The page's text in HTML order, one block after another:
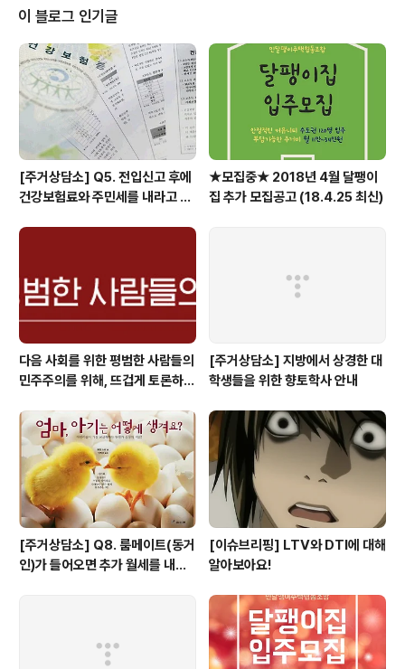
용이 넘치는 달팽이 키트를 드리니 꼭 받으러 오세요! '집을
찾는 그대에게 주택협동조합을 권합니다'- 민달팽이 주택
협동조합 창립대회 - 날짜 : 2014년 3월 28일 (금) PM
7:00~ 9:00장소 : 100주년기념교회 사회봉사관 4층 (합
정역 7번출구 직진 150M 진짜루 옆건물, 마포구 독막로
20)주최 : 민달팽이 주택협..
이 블로그 인기글
[주거상담소] Q5. 전입신고 후에
건강보험료와 주민세를 내라고 고
★모집중★ 2018년 4월 달팽이
집 추가 모집공고 (18.4.25 최신)
다음 사회를 위한 평범한 사람들의
민주주의를 위해, 뜨겁게 토론하고
[주거상담소] 지방에서 상경한 대
학생들을 위한 향토학사 안내
[주거상담소] Q8. 룸메이트(동거
인)가 들어오면 추가 월세를 내야
[이슈브리핑] LTV와 DTI에 대해
알아보아요!